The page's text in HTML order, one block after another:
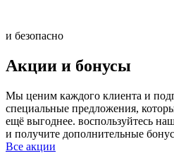
и безопасно
Акции и бонусы
Мы ценим каждого клиента и
специальные предложения,
ещё выгоднее. воспользуйтесь
и получите дополнительные
Все акции